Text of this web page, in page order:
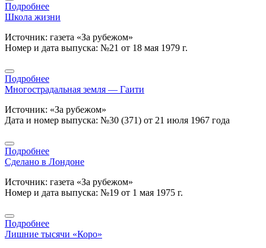
Подробнее
Школа жизни
Источник: газета «За рубежом»
Номер и дата выпуска: №21 от 18 мая 1979 г.
Подробнее
Многострадальная земля — Гаити
Источник: «За рубежом»
Дата и номер выпуска: №30 (371) от 21 июля 1967 года
Подробнее
Сделано в Лондоне
Источник: газета «За рубежом»
Номер и дата выпуска: №19 от 1 мая 1975 г.
Подробнее
Лишние тысячи «Коро»